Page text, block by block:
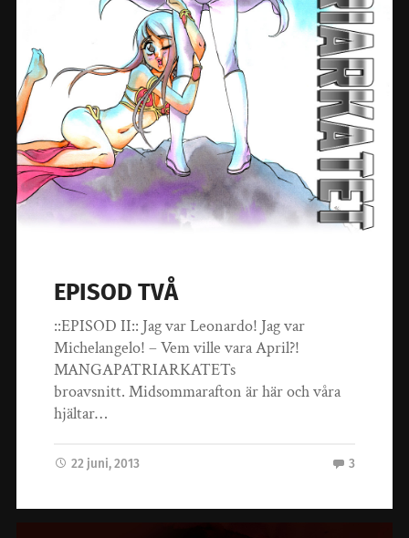
EPISOD TVÅ
::EPISOD II:: Jag var Leonardo! Jag var
Michelangelo! – Vem ville vara April?!
MANGAPATRIARKATETs
broavsnitt. Midsommarafton är här och våra
hjältar…
22 juni, 2013 3